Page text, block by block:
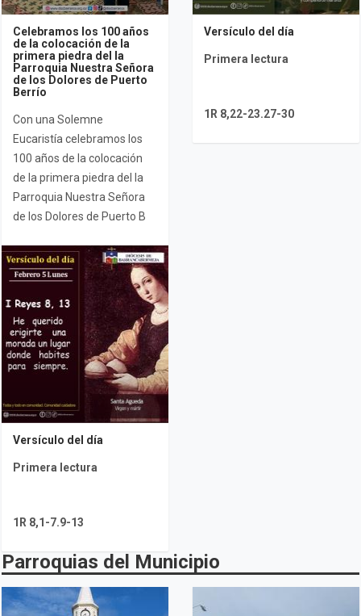
Celebramos los 100 años
de la colocación de la
primera piedra del la
Parroquia Nuestra Señora
de los Dolores de Puerto
Berrío
Con una Solemne
Eucaristía celebramos los
100 años de la colocación
de la primera piedra del la
Parroquia Nuestra Señora
de los Dolores de Puerto B
Versículo del día
Primera lectura
1R 8,22-23.27-30
Versículo del día
Primera lectura
1R 8,1-7.9-13
Parroquias del Municipio